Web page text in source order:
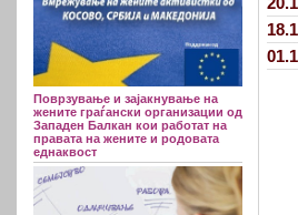
Поврзување и зајакнување на
жените граѓански организации од
Западен Балкан кои работат на
правата на жените и родовата
еднаквост